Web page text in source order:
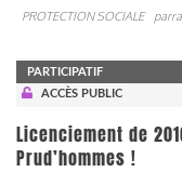
PROTECTION SOCIALE
PARTICIPATIF
ACCÈS PUBLIC
Licenciement de
Prud’hommes !